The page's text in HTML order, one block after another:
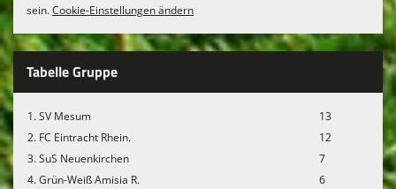
sein.Cookie-Einstellungen ändern
Tabelle Gruppe
1. SV Mesum
13
2. FC Eintracht Rhein.
12
3. SuS Neuenkirchen
7
4. Grün-Weiß Amisia R.
6